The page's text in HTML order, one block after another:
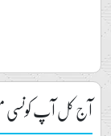
آج کل آپ کونسی